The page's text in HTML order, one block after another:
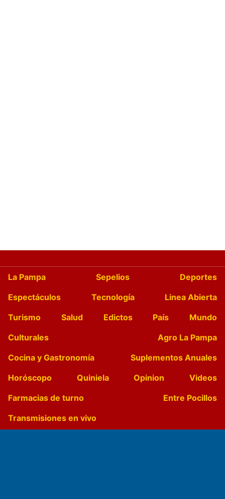
La Pampa Sepelios
Deportes
Espectáculos
Tecnología
Linea Abierta
Turismo
Salud Edictos País
Mundo
Culturales
Agro La Pampa
Cocina y Gastronomía
Suplementos Anuales
Horóscopo
Quiniela Opinion
Videos
Farmacias de turno
Entre Pocillos
Transmisiones en vivo